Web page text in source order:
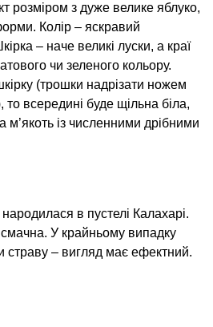
розміром з дуже велике яблуко,
Колір – яскравий
– наче великі луски, а краї
чи зеленого кольору.
(трошки надрізати ножем
то всередині буде щільна біла,
м’якоть із численними дрібними
в пустелі Калахарі.
У крайньому випадку
– вигляд має ефектний.